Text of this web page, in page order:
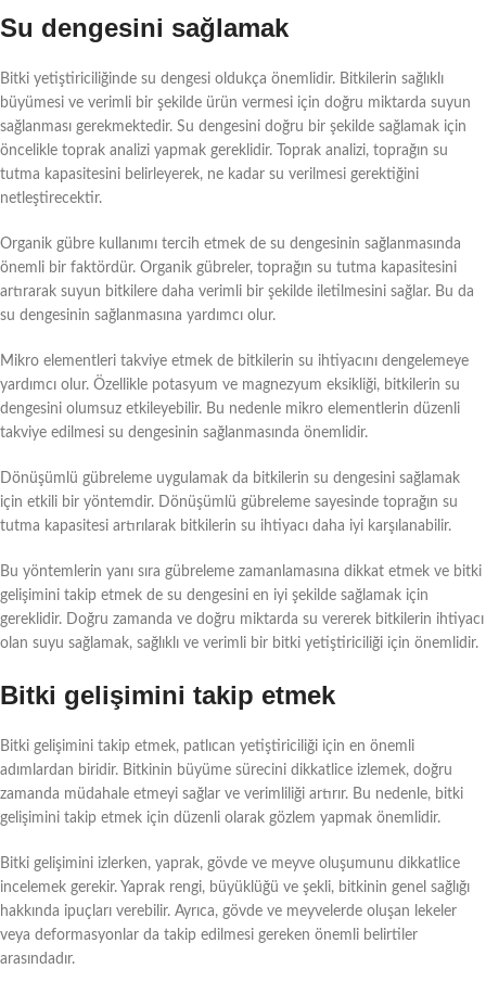
Su dengesini sağlamak
Bitki yetiştiriciliğinde su dengesi oldukça önemlidir. Bitkilerin sağlıklı
büyümesi ve verimli bir şekilde ürün vermesi için doğru miktarda suyun
sağlanması gerekmektedir. Su dengesini doğru bir şekilde sağlamak için
öncelikle toprak analizi yapmak gereklidir. Toprak analizi, toprağın su
tutma kapasitesini belirleyerek, ne kadar su verilmesi gerektiğini
netleştirecektir.
Organik gübre kullanımı tercih etmek de su dengesinin sağlanmasında
önemli bir faktördür. Organik gübreler, toprağın su tutma kapasitesini
artırarak suyun bitkilere daha verimli bir şekilde iletilmesini sağlar. Bu da
su dengesinin sağlanmasına yardımcı olur.
Mikro elementleri takviye etmek de bitkilerin su ihtiyacını dengelemeye
yardımcı olur. Özellikle potasyum ve magnezyum eksikliği, bitkilerin su
dengesini olumsuz etkileyebilir. Bu nedenle mikro elementlerin düzenli
takviye edilmesi su dengesinin sağlanmasında önemlidir.
Dönüşümlü gübreleme uygulamak da bitkilerin su dengesini sağlamak
için etkili bir yöntemdir. Dönüşümlü gübreleme sayesinde toprağın su
tutma kapasitesi artırılarak bitkilerin su ihtiyacı daha iyi karşılanabilir.
Bu yöntemlerin yanı sıra gübreleme zamanlamasına dikkat etmek ve bitki
gelişimini takip etmek de su dengesini en iyi şekilde sağlamak için
gereklidir. Doğru zamanda ve doğru miktarda su vererek bitkilerin ihtiyacı
olan suyu sağlamak, sağlıklı ve verimli bir bitki yetiştiriciliği için önemlidir.
Bitki gelişimini takip etmek
Bitki gelişimini takip etmek, patlıcan yetiştiriciliği için en önemli
adımlardan biridir. Bitkinin büyüme sürecini dikkatlice izlemek, doğru
zamanda müdahale etmeyi sağlar ve verimliliği artırır. Bu nedenle, bitki
gelişimini takip etmek için düzenli olarak gözlem yapmak önemlidir.
Bitki gelişimini izlerken, yaprak, gövde ve meyve oluşumunu dikkatlice
incelemek gerekir. Yaprak rengi, büyüklüğü ve şekli, bitkinin genel sağlığı
hakkında ipuçları verebilir. Ayrıca, gövde ve meyvelerde oluşan lekeler
veya deformasyonlar da takip edilmesi gereken önemli belirtiler
arasındadır.